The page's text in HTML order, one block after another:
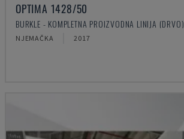
OPTIMA 1428/50
BURKLE - KOMPLETNA PROIZVODNA LINIJA (DRVO)
NJEMAČKA 2017